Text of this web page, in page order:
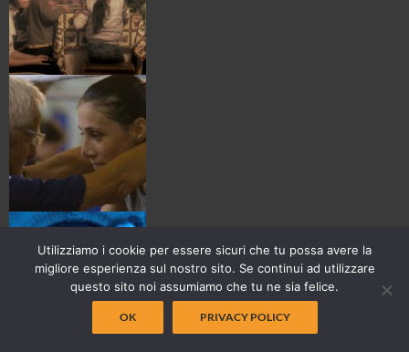
Utilizziamo i cookie per essere sicuri che tu possa avere la
migliore esperienza sul nostro sito. Se continui ad utilizzare
questo sito noi assumiamo che tu ne sia felice.
OK PRIVACY POLICY